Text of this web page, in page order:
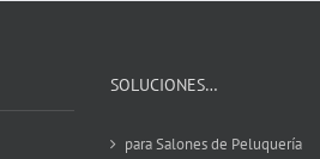
SOLUCIONES…
para Salones de Peluquería